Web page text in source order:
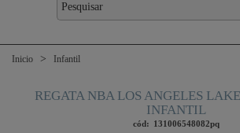
Inicio Infantil
REGATA NBA LOS ANGELES
INFANTIL
cód: 131006548082pq